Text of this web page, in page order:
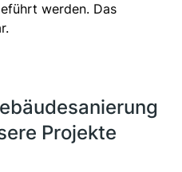
werden. Das
Projekte